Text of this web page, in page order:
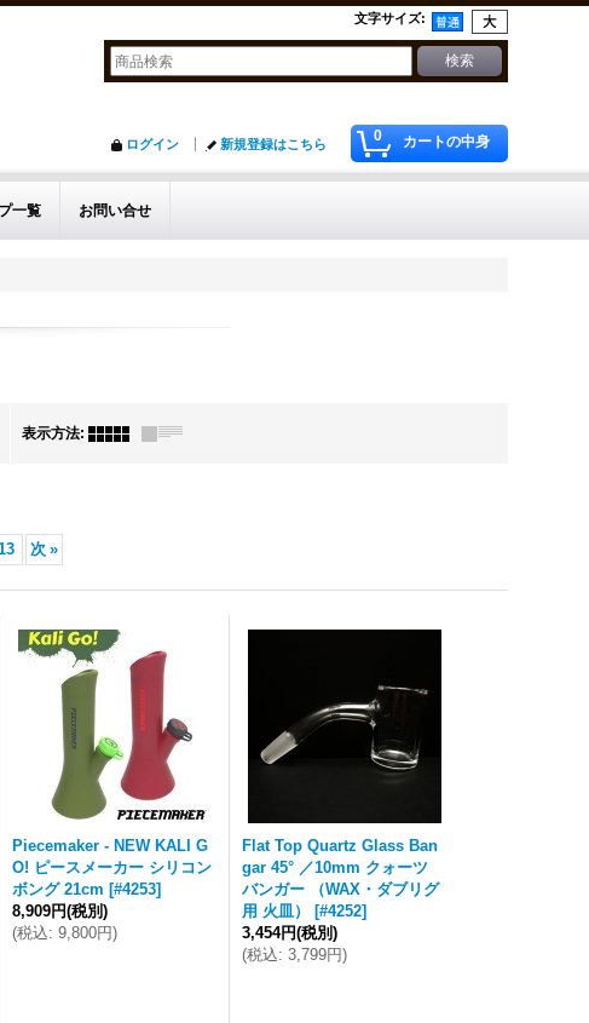
文字サイズ:
0 カートの中身
ログイン 新規登録はこちら
一覧 お問い合せ
表示方法:
次 »
Piecemaker - NEW KALI G
O! ピースメーカー シリコン
ボング 21cm [#4253]
8,909円(税別)
(税込: 9,800円)
Flat Top Quartz Glass Ban
gar 45° ／10mm クォーツ
バンガー （WAX・ダブリグ
用 火皿）
[#4252]
3,454円(税別)
(税込: 3,799円)